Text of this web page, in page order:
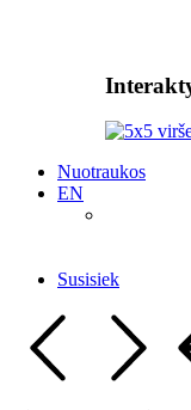
Nuotraukos
EN
Susisiek